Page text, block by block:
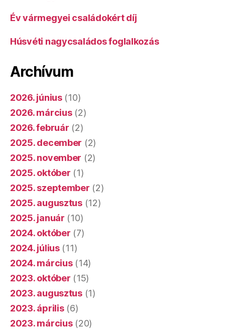
Év vármegyei családokért díj
Húsvéti nagycsaládos foglalkozás
Archívum
2026. június(10)
2026. március(2)
2026. február (2)
2025. december (2)
2025. november (2)
2025. október (1)
2025. szeptember (2)
2025. augusztus(12)
2025. január (10)
2024. október (7)
2024. július(11)
2024. március(14)
2023. október (15)
2023. augusztus(1)
2023. április(6)
2023. március(20)